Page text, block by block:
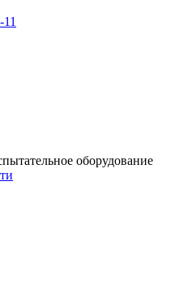
11
оборудование